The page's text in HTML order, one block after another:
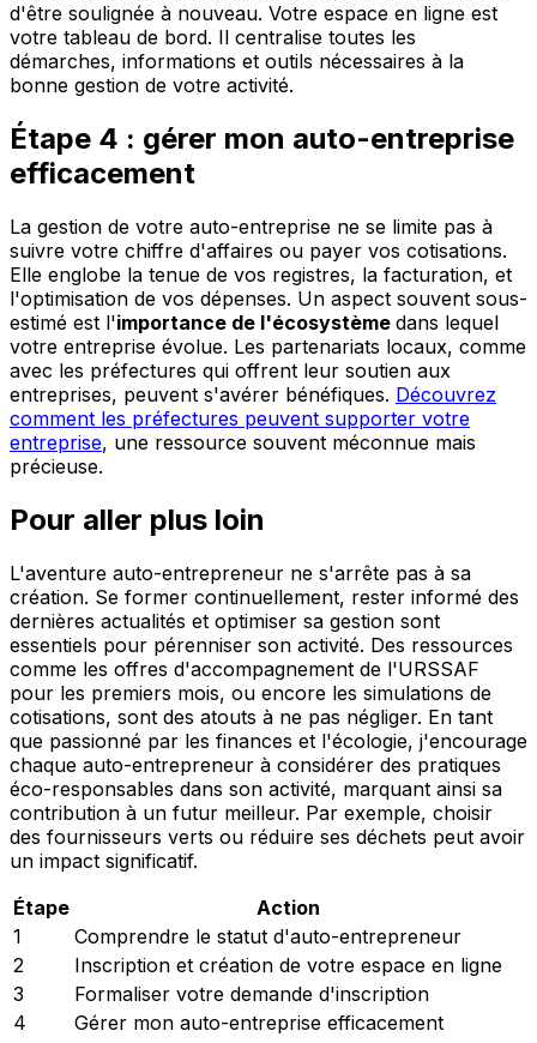
d'être soulignée à nouveau. Votre espace en ligne est
votre tableau de bord. Il centralise toutes les
démarches, informations et outils nécessaires à la
bonne gestion de votre activité.
Étape 4 : gérer mon auto-entreprise
efficacement
La gestion de votre auto-entreprise ne se limite pas à
suivre votre chiffre d'affaires ou payer vos cotisations.
Elle englobe la tenue de vos registres, la facturation, et
l'optimisation de vos dépenses. Un aspect souvent sous-
estimé est l'importance de l'écosystème dans lequel
votre entreprise évolue. Les partenariats locaux, comme
avec les préfectures qui offrent leur soutien aux
entreprises, peuvent s'avérer bénéfiques. Découvrez
comment les préfectures peuvent supporter votre
entreprise, une ressource souvent méconnue mais
précieuse.
Pour aller plus loin
L'aventure auto-entrepreneur ne s'arrête pas à sa
création. Se former continuellement, rester informé des
dernières actualités et optimiser sa gestion sont
essentiels pour pérenniser son activité. Des ressources
comme les offres d'accompagnement de l'URSSAF
pour les premiers mois, ou encore les simulations de
cotisations, sont des atouts à ne pas négliger. En tant
que passionné par les finances et l'écologie, j'encourage
chaque auto-entrepreneur à considérer des pratiques
éco-responsables dans son activité, marquant ainsi sa
contribution à un futur meilleur. Par exemple, choisir
des fournisseurs verts ou réduire ses déchets peut avoir
un impact significatif.
Étape
Action
1
Comprendre le statut d'auto-entrepreneur
2
Inscription et création de votre espace en ligne
3
Formaliser votre demande d'inscription
4
Gérer mon auto-entreprise efficacement